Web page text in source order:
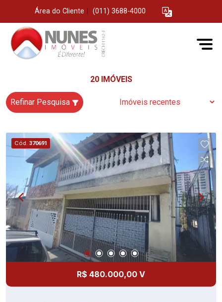
Área do Cliente (011) 3688-4000
20 IMÓVEIS
Refinar Pesquisa
Cód. 370691
R$ 480.000,00 V